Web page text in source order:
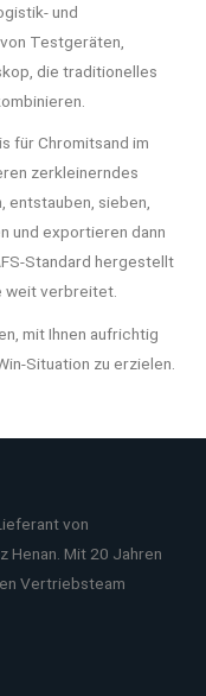
und
Testgeräten,
die traditionelles
für Chromitsand im
zerkleinerndes
entstauben, sieben,
und exportieren dann
Standard hergestellt
weit verbreitet.
mit Ihnen aufrichtig
Situation zu erzielen.
von
Henan. Mit 20 Jahren
Vertriebsteam